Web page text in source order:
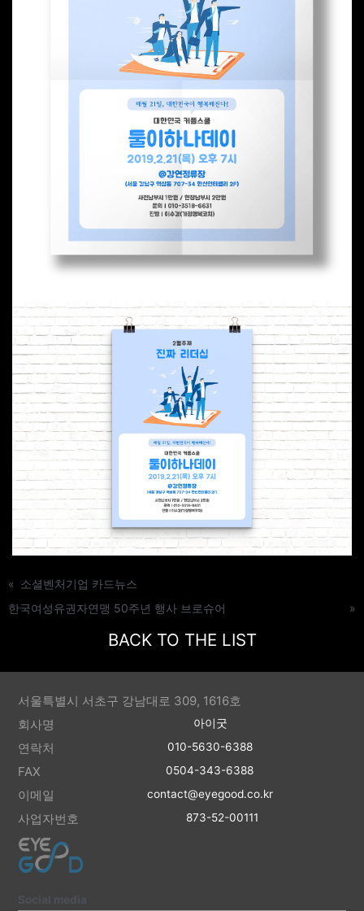
« 소셜벤처기업 카드뉴스
한국여성유권자연맹 50주년 행사 브로슈어
»
BACK TO THE LIST
서울특별시 서초구 강남대로 309, 1616호
회사명
아이굿
연락처 010-5630-6388
FAX 0504-343-6388
이메일 contact@eyegood.co.kr
사업자번호 873-52-00111
Social media